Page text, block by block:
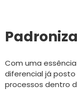
Com uma
diferencial já
processos dentro